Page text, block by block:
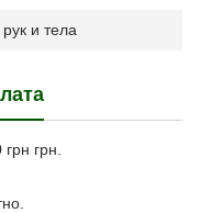
и тела
грн.